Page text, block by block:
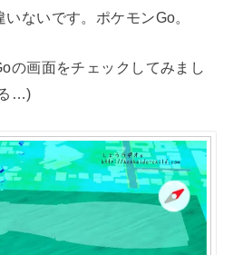
ないです。ポケモンGo。
の画面をチェックしてみまし
…)